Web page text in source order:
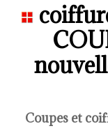
Coupes et